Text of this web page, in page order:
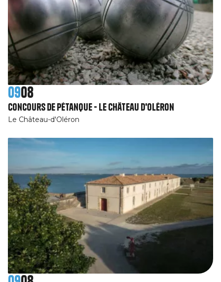
0908
Concours de Pétanque - Le Château d'Oléron
Le Château-d'Oléron